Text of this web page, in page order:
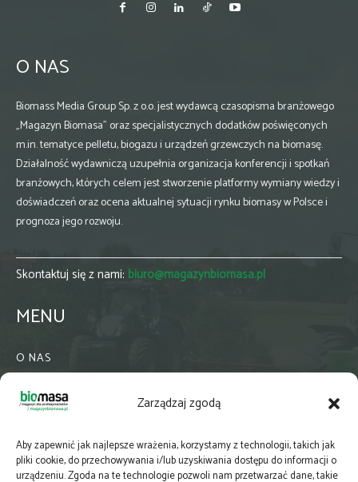
Zarządzaj zgodą
Aby zapewnić jak najlepsze wrażenia, korzystamy z technologii, takich jak
pliki cookie, do przechowywania i/lub uzyskiwania dostępu do informacji o
urządzeniu. Zgoda na te technologie pozwoli nam przetwarzać dane, takie
O NAS
Biomass Media Group Sp. z o.o. jest wydawcą czasopisma branżowego
„Magazyn Biomasa” oraz specjalistycznych dodatków poświęconych
m.in. tematyce pelletu, biogazu i urządzeń grzewczych na biomasę.
Działalność wydawniczą uzupełnia organizacja konferencji i spotkań
branżowych, których celem jest stworzenie platformy wymiany wiedzy i
doświadczeń oraz ocena aktualnej sytuacji rynku biomasy w Polsce i
prognoza jego rozwoju.
Skontaktuj się z nami: biuro@magazynbiomasa.pl
MENU
O NAS
WSPÓŁPRACA
PRENUMERATA
NEWSLETTER